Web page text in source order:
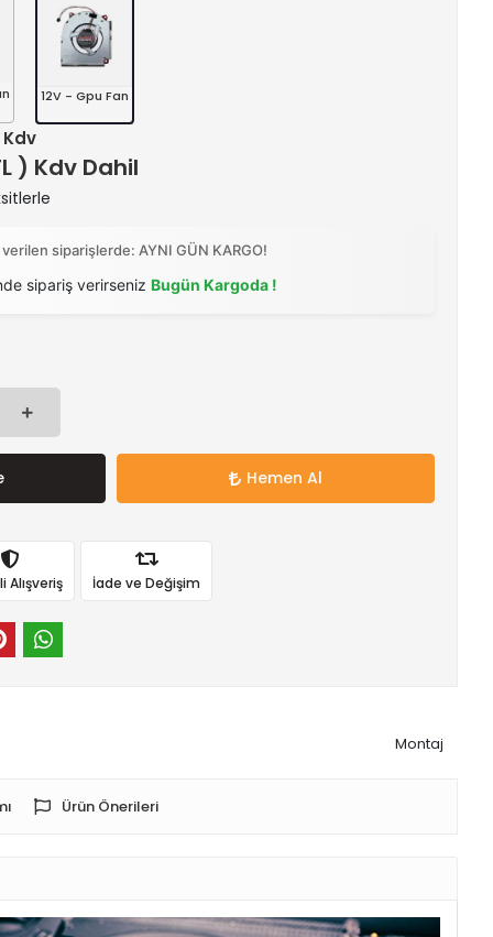
12V - Gpu Fan
) Kdv Dahil
siparişlerde: AYNI GÜN KARGO!
sipariş verirseniz Bugün Kargoda !
Hemen Al
Alışveriş İade ve Değişim
Montaj
Ürün Önerileri